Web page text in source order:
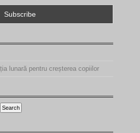
lunară pentru creșterea copiilor